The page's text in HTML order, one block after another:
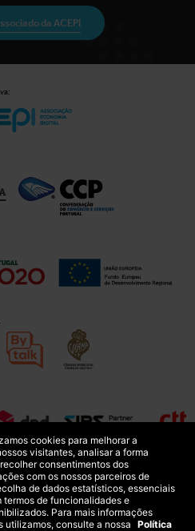
da ACEPI
cookies para melhorar a
visitantes, analisar a forma
consentimentos dos
com os nossos parceiros de
de dados estatísticos, essenciais
termos de funcionalidades e
Para mais informações
utilizamos, consulte a nossa Política